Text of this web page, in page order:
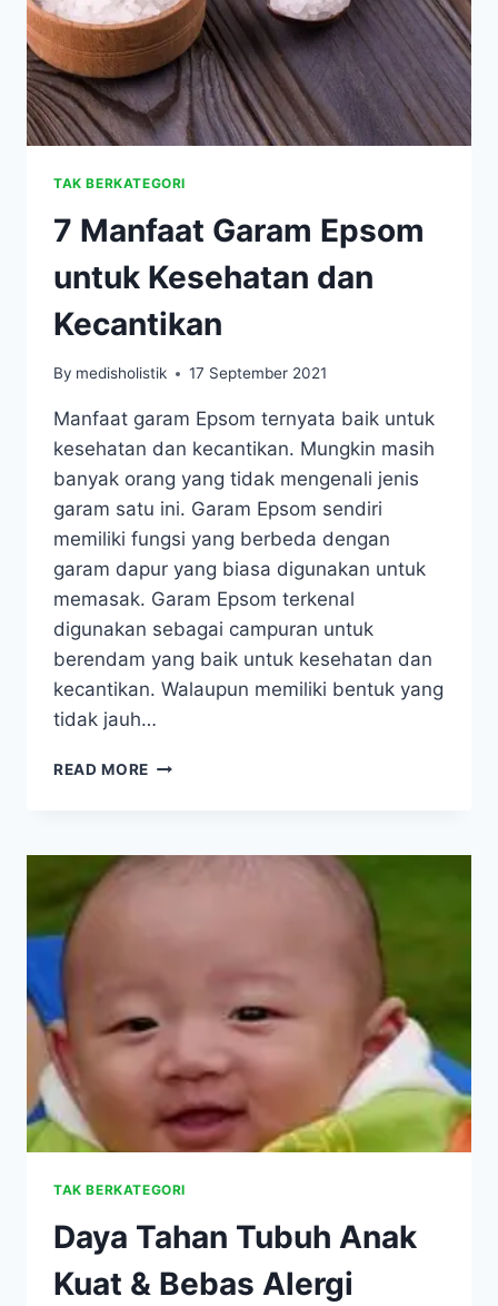
TAK BERKATEGORI
7 Manfaat Garam Epsom
untuk Kesehatan dan
Kecantikan
By medisholistik 17 September 2021
Manfaat garam Epsom ternyata baik untuk
kesehatan dan kecantikan. Mungkin masih
banyak orang yang tidak mengenali jenis
garam satu ini. Garam Epsom sendiri
memiliki fungsi yang berbeda dengan
garam dapur yang biasa digunakan untuk
memasak. Garam Epsom terkenal
digunakan sebagai campuran untuk
berendam yang baik untuk kesehatan dan
kecantikan. Walaupun memiliki bentuk yang
tidak jauh…
READ MORE
UNTUK
TAK BERKATEGORI
Daya Tahan Tubuh Anak
Kuat & Bebas Alergi